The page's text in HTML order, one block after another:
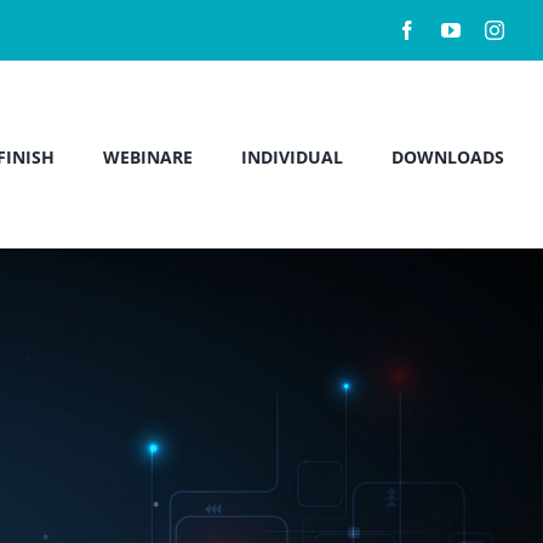
WEBINARE INDIVIDUAL DOWNLOADS